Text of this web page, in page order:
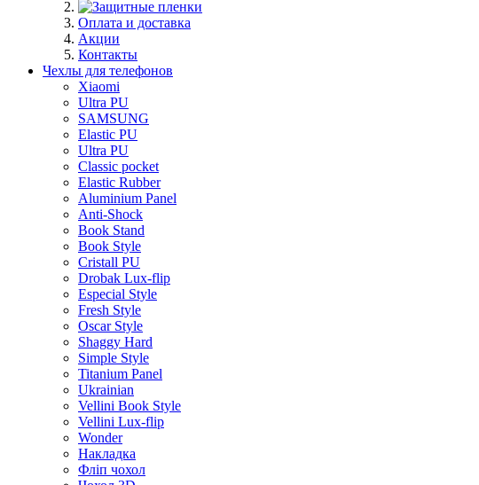
Оплата и доставка
Акции
Контакты
Чехлы для телефонов
Xiaomi
Ultra PU
SAMSUNG
Elastic PU
Ultra PU
Classic pocket
Elastic Rubber
Aluminium Panel
Anti-Shock
Book Stand
Book Style
Cristall PU
Drobak Lux-flip
Especial Style
Fresh Style
Oscar Style
Shaggy Hard
Simple Style
Titanium Panel
Ukrainian
Vellini Book Style
Vellini Lux-flip
Wonder
Накладка
Фліп чохол